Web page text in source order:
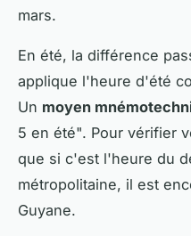
mars.
En été, la différence
applique l'heure d'été
Un moyen
5 en été". Pour vérifier
que si c'est l'heure du
métropolitaine, il est
Guyane.